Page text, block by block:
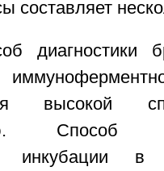
составляет
диагностики
высокой
инкубации